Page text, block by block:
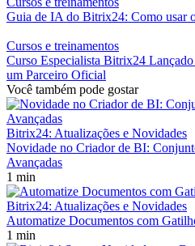
Guia de IA do Bitrix24: Como usar
Cursos e treinamentos
Curso Especialista Bitrix24
um Parceiro Oficial
Você também pode gostar
Bitrix24: Atualizações e Novidades
Novidade no Criador de BI:
Avançadas
1 min
Bitrix24: Atualizações e Novidades
Automatize Documentos com
1 min